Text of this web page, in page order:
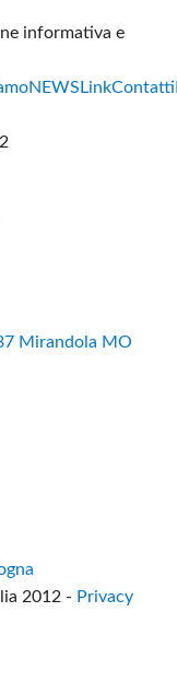
informativa e
NEWS LinkContatti
Mirandola MO
2012 - Privacy